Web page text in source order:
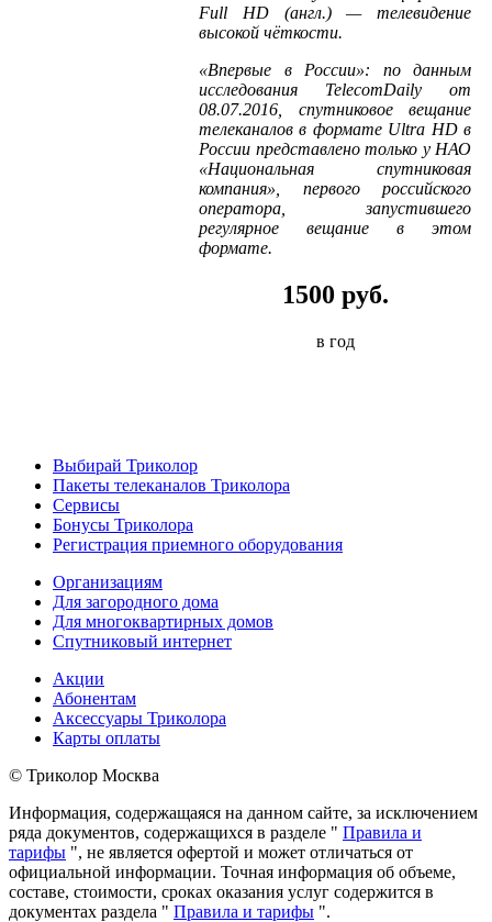
Full HD (англ.) — телевидение
высокой чёткости.
«Впервые в России»: по данным
исследования TelecomDaily от
08.07.2016, спутниковое вещание
телеканалов в формате Ultra HD в
России представлено только у НАО
«Национальная спутниковая
компания», первого российского
оператора, запустившего
регулярное вещание в этом
формате.
1500 руб.
в год
Выбирай Триколор
Пакеты телеканалов Триколора
Сервисы
Бонусы Триколора
Регистрация приемного оборудования
Организациям
Для загородного дома
Для многоквартирных домов
Спутниковый интернет
Акции
Абонентам
Аксессуары Триколора
Карты оплаты
© Триколор Москва
Информация, содержащаяся на данном сайте, за исключением
ряда документов, содержащихся в разделе " Правила и
тарифы ", не является офертой и может отличаться от
официальной информации. Точная информация об объеме,
составе, стоимости, сроках оказания услуг содержится в
документах раздела " Правила и тарифы ".